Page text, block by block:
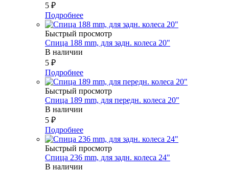
5 ₽
Подробнее
Быстрый просмотр
Спица 188 mm, для задн. колеса 20"
В наличии
5 ₽
Подробнее
Быстрый просмотр
Спица 189 mm, для передн. колеса 20"
В наличии
5 ₽
Подробнее
Быстрый просмотр
Спица 236 mm, для задн. колеса 24"
В наличии